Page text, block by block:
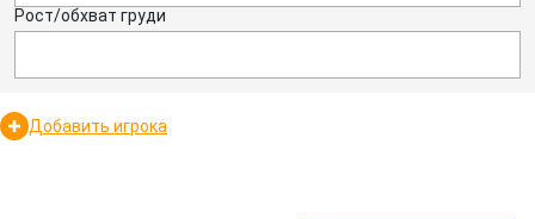
Рост/обхват груди
Добавить игрока